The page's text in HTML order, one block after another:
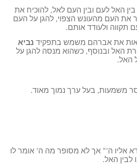
בין האל לעם ובין העם לאל, להוכיח את
את העם מהעונש הצפוי, להגן על העם
תקווה ולעודד אותם.
את אברהם משמש בתפקיד נביא
האל ובנוסף, כשהוא מנסה להגן על
האל.
משמעות, בעל ערך נמוך מאוד.
אליו ה’” אך לא מסופר מה ה’ אומר לו
לבין האל.